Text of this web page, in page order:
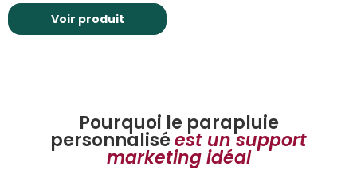
Voir produit
Pourquoi le parapluie
personnaliséest un support
marketing idéal